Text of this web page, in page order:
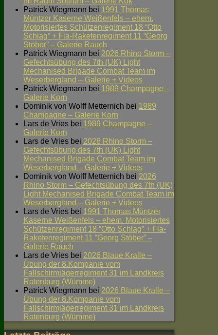
Patrick Wiegmann bei 1991 Thomas
Müntzer Kaserne Weißenfels – ehem.
Motorisiertes Schützenregiment 18 “Otto
Schlag” + Fla-Raketenregiment 11 “Georg
Stöber” – Galerie Rauch
Patrick Wiegmann bei 2026 Rhino Storm –
Gefechtsübung des 7th (UK) Light
Mechanised Brigade Combat Team im
Weserbergland – Galerie + Videos
Patrick Wiegmann bei 1989 Champagne –
Galerie Korn
Dominik von Wolff Metternich bei 1989
Champagne – Galerie Korn
Lars de Vries bei 1989 Champagne –
Galerie Korn
Lars de Vries bei 2026 Rhino Storm –
Gefechtsübung des 7th (UK) Light
Mechanised Brigade Combat Team im
Weserbergland – Galerie + Videos
Dominik von Wolff Metternich bei 2026
Rhino Storm – Gefechtsübung des 7th (UK)
Light Mechanised Brigade Combat Team im
Weserbergland – Galerie + Videos
Lars de Vries bei 1991 Thomas Müntzer
Kaserne Weißenfels – ehem. Motorisiertes
Schützenregiment 18 “Otto Schlag” + Fla-
Raketenregiment 11 “Georg Stöber” –
Galerie Rauch
Lars de Vries bei 2026 Blaue Kralle –
Übung der 8.Kompanie vom
Fallschirmjägerregiment 31 im Landkreis
Rotenburg (Wümme)
Patrick Wiegmann bei 2026 Blaue Kralle –
Übung der 8.Kompanie vom
Fallschirmjägerregiment 31 im Landkreis
Rotenburg (Wümme)